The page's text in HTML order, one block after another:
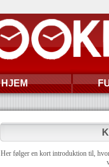
HJEM
Her følger en kort introduktion til,